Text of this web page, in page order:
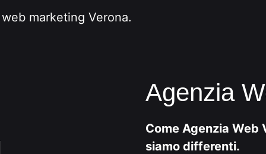
marketing Verona.
Agenzia
Come Agenzia Web
siamo differenti.